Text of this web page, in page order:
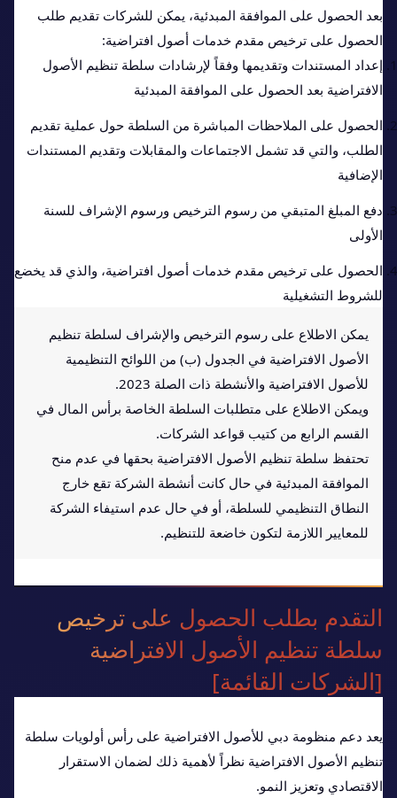
بعد الحصول على الموافقة المبدئية، يمكن للشركات تقديم طلب
الحصول على ترخيص مقدم خدمات أصول افتراضية:
إعداد المستندات وتقديمها وفقاً لإرشادات سلطة تنظيم الأصول
الافتراضية بعد الحصول على الموافقة المبدئية
الحصول على الملاحظات المباشرة من السلطة حول عملية تقديم
الطلب، والتي قد تشمل الاجتماعات والمقابلات وتقديم المستندات
الإضافية
دفع المبلغ المتبقي من رسوم الترخيص ورسوم الإشراف للسنة
الأولى
الحصول على ترخيص مقدم خدمات أصول افتراضية، والذي قد يخضع
للشروط التشغيلية
يمكن الاطلاع على رسوم الترخيص والإشراف لسلطة تنظيم
الأصول الافتراضية في الجدول (ب) من اللوائح التنظيمية
للأصول الافتراضية والأنشطة ذات الصلة 2023.
ويمكن الاطلاع على متطلبات السلطة الخاصة برأس المال في
القسم الرابع من كتيب قواعد الشركات.
تحتفظ سلطة تنظيم الأصول الافتراضية بحقها في عدم منح
الموافقة المبدئية في حال كانت أنشطة الشركة تقع خارج
النطاق التنظيمي للسلطة، أو في حال عدم استيفاء الشركة
للمعايير اللازمة لتكون خاضعة للتنظيم.
التقدم بطلب الحصول على ترخيص
سلطة تنظيم الأصول الافتراضية
[الشركات القائمة]
يعد دعم منظومة دبي للأصول الافتراضية على رأس أولويات سلطة
تنظيم الأصول الافتراضية نظراً لأهمية ذلك لضمان الاستقرار
الاقتصادي وتعزيز النمو.